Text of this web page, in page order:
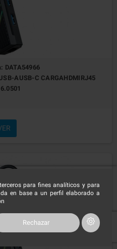
para fines analíticos y para
en base a un perfil elaborado a
Rechazar
DATA54966
AUSB-C CARGAHDMIRJ45